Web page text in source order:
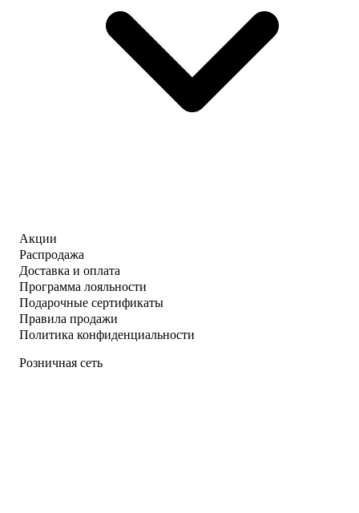
Акции
Распродажа
Доставка и оплата
Программа лояльности
Подарочные сертификаты
Правила продажи
Политика конфиденциальности
Розничная сеть